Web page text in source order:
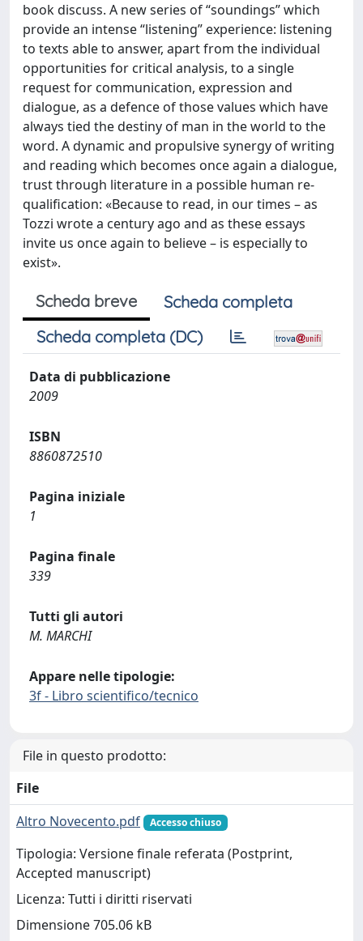
book discuss. A new series of “soundings” which
provide an intense “listening” experience: listening
to texts able to answer, apart from the individual
opportunities for critical analysis, to a single
request for communication, expression and
dialogue, as a defence of those values which have
always tied the destiny of man in the world to the
word. A dynamic and propulsive synergy of writing
and reading which becomes once again a dialogue,
trust through literature in a possible human re-
qualification: «Because to read, in our times – as
Tozzi wrote a century ago and as these essays
invite us once again to believe – is especially to
exist».
Scheda breve
Scheda completa
Scheda completa (DC)
Data di pubblicazione
2009
ISBN
8860872510
Pagina iniziale
1
Pagina finale
339
Tutti gli autori
M. MARCHI
Appare nelle tipologie:
3f - Libro scientifico/tecnico
File in questo prodotto:
File
Altro Novecento.pdf
Accesso chiuso
Tipologia: Versione finale referata (Postprint,
Accepted manuscript)
Licenza: Tutti i diritti riservati
Dimensione 705.06 kB